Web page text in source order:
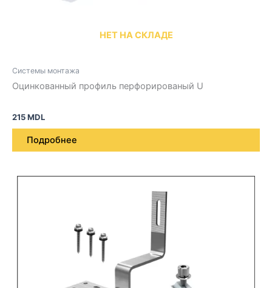
НЕТ НА СКЛАДЕ
Системы монтажа
Оцинкованный профиль перфорированый U
215MDL
Подробнее